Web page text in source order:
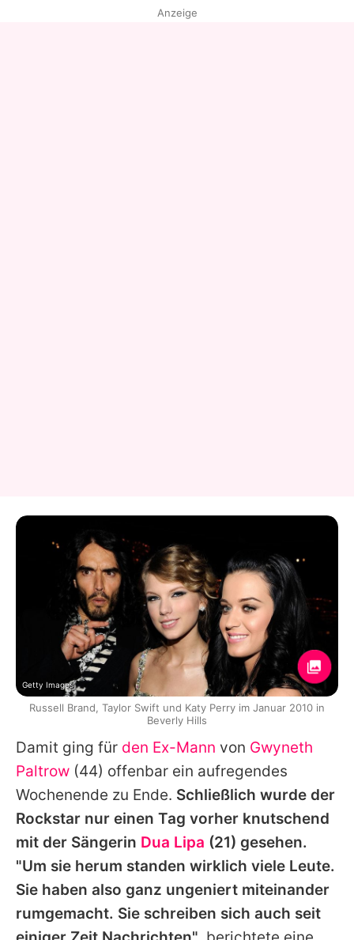
Damit ging für den Ex-Mann von Gwyneth
Paltrow (44) offenbar ein aufregendes
Wochenende zu Ende. Schließlich wurde der
Rockstar nur einen Tag vorher knutschend
mit der Sängerin Dua Lipa (21) gesehen.
"Um sie herum standen wirklich viele Leute.
Sie haben also ganz ungeniert miteinander
rumgemacht. Sie schreiben sich auch seit
Anzeige
Getty Images
Russell Brand, Taylor Swift und Katy Perry im Januar 2010 in
Beverly Hills